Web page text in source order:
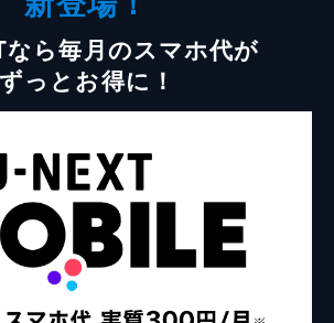
なら毎月のスマホ代が
ずっとお得に！